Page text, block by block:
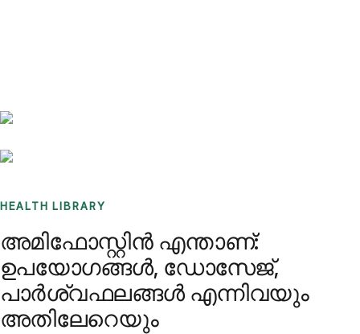
HEALTH LIBRARY
അമിഫോസ്റ്റിൻ എന്താണ്:
ഉപയോഗങ്ങൾ, ഡോസേജ്,
പാർശ്വഫലങ്ങൾ എന്നിവയും
അതിലേറെയും